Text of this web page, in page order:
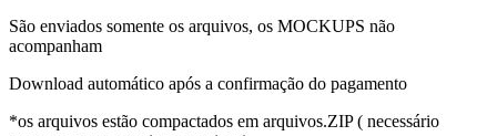
São enviados somente os arquivos, os MOCKUPS não
acompanham
Download automático após a confirmação do pagamento
*os arquivos estão compactados em arquivos.ZIP ( necessário